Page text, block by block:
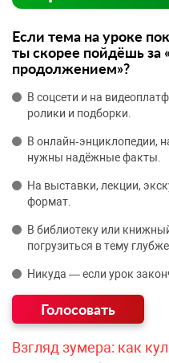
Если тема на уроке
ты скорее пойдёшь за
продолжением»?
В соцсети и на
ролики и подборки.
В онлайн‑энциклопедии,
нужны надёжные факты.
На выставки, лекции,
формат.
В библиотеку или
погрузиться в тему глубже.
Никуда — если урок
Взгляд зумера: как